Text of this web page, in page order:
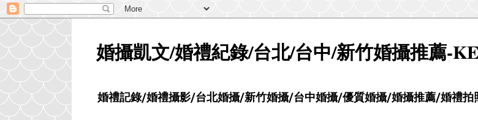
婚攝凱文/婚禮紀錄/台北/台中/新竹婚攝推薦-
婚禮記錄/婚禮攝影/台北婚攝/新竹婚攝/台中婚攝/優質婚攝/婚攝推薦/婚禮